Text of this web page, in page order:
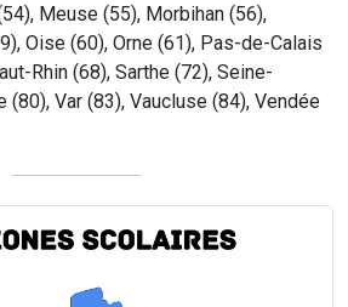
Meuse (55), Morbihan (56),
Oise (60), Orne (61), Pas-de-Calais
Rhin (68), Sarthe (72), Seine-
(80), Var (83), Vaucluse (84), Vendée